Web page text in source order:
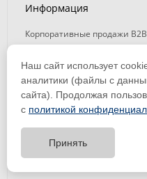
Информация
Корпоративные продажи B2B
Контакты
О нас
Политика
Информация
Наш сайт использует
аналитики (файлы с
сайта). Продолжая
с политикой
Принять